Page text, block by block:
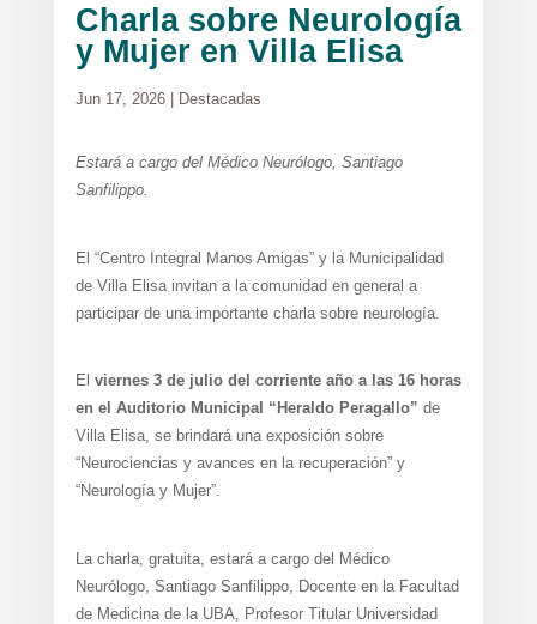
Charla sobre Neurología
y Mujer en Villa Elisa
Jun 17, 2026| Destacadas
Estará a cargo del Médico Neurólogo, Santiago
Sanfilippo.
El “Centro Integral Manos Amigas” y la Municipalidad
de Villa Elisa invitan a la comunidad en general a
participar de una importante charla sobre neurología.
El viernes 3 de julio del corriente año a las 16 horas
en el Auditorio Municipal “Heraldo Peragallo” de
Villa Elisa, se brindará una exposición sobre
“Neurociencias y avances en la recuperación” y
“Neurología y Mujer”.
La charla, gratuita, estará a cargo del Médico
Neurólogo, Santiago Sanfilippo, Docente en la Facultad
de Medicina de la UBA, Profesor Titular Universidad